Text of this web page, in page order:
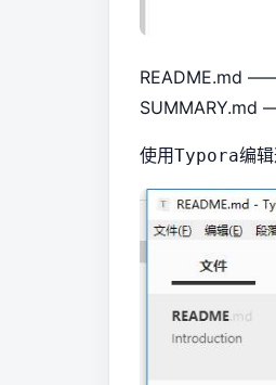
README.md
SUMMARY.md
使用Typora编